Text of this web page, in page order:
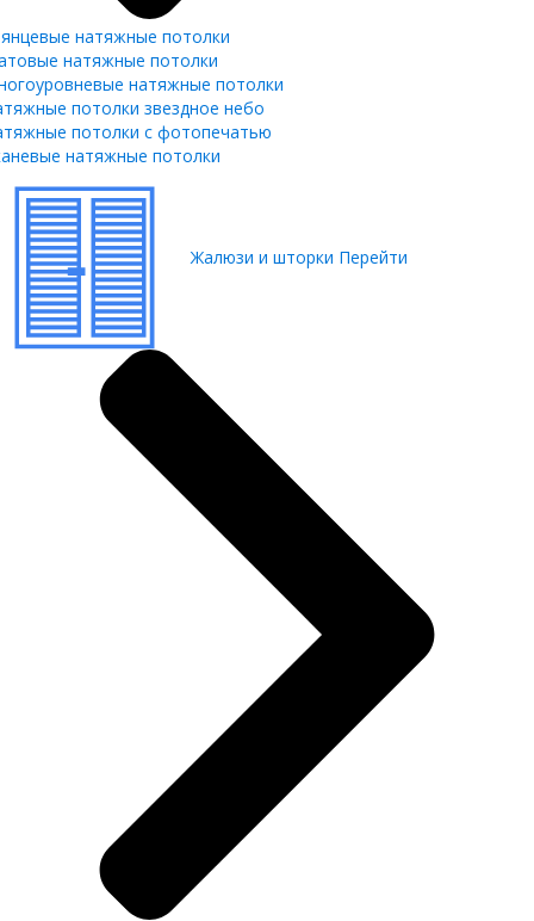
натяжные потолки
натяжные потолки
натяжные потолки
потолки звездное небо
потолки с фотопечатью
натяжные потолки
Жалюзи и шторки Перейти